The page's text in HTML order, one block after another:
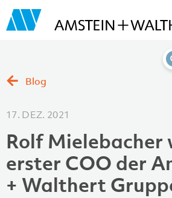
Blog
17. DEZ. 2021
Rolf Mielebacher
erster COO der
+ Walthert